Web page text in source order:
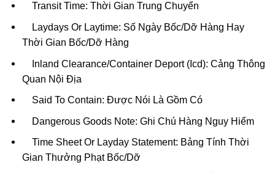
Transit Time: Thời Gian Trung Chuyển
Laydays Or Laytime: Số Ngày Bốc/Dỡ Hàng Hay
Thời Gian Bốc/Dỡ Hàng
Inland Clearance/Container Deport (Icd): Cảng Thông
Quan Nội Địa
Said To Contain: Được Nói Là Gồm Có
Dangerous Goods Note: Ghi Chú Hàng Nguy Hiểm
Time Sheet Or Layday Statement: Bảng Tính Thời
Gian Thưởng Phạt Bốc/Dỡ